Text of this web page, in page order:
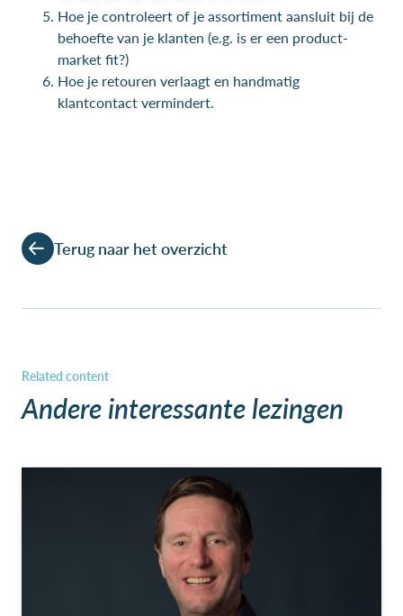
Hoe je controleert of je assortiment aansluit bij de
behoefte van je klanten (e.g. is er een product-
market fit?)
Hoe je retouren verlaagt en handmatig
klantcontact vermindert.
Terug naar het overzicht
Andere interessante lezingen